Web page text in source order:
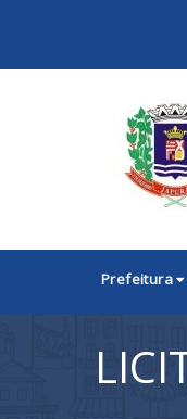
Prefeitura